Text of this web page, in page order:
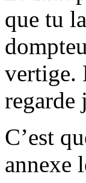
que tu
vertige.
regarde
C’est
annexe